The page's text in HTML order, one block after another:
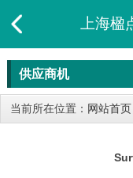
上海
供应商机
当前所在位置： 网站首页